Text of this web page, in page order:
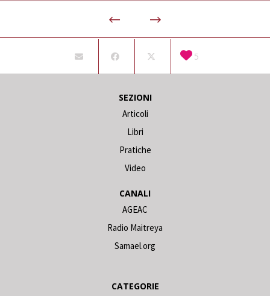
5
SEZIONI
Articoli
Libri
Pratiche
Video
CANALI
AGEAC
Radio Maitreya
Samael.org
CATEGORIE